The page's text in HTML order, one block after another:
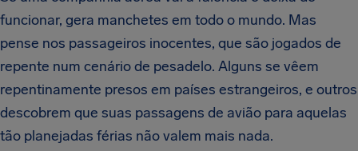
funcionar, gera manchetes em todo o mundo. Mas
pense nos passageiros inocentes, que são jogados de
repente num cenário de pesadelo. Alguns se vêem
repentinamente presos em países estrangeiros, e outros
descobrem que suas passagens de avião para aquelas
tão planejadas férias não valem mais nada.